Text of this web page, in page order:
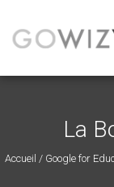
La
Accueil / Google for